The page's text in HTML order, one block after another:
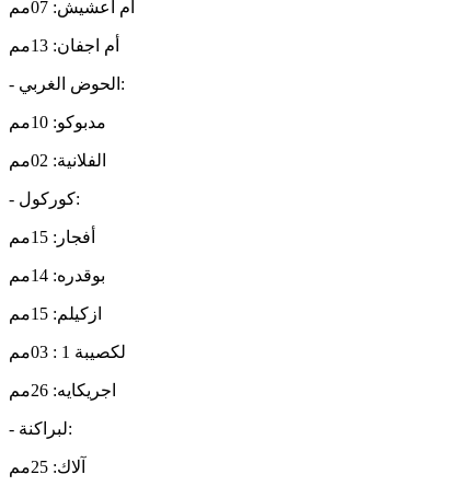
أم اعشيش: 07مم
أم اجفان: 13مم
- الحوض الغربي:
مدبوكو: 10مم
الفلانية: 02مم
- كوركول:
أفجار: 15مم
بوقدره: 14مم
ازكيلم: 15مم
لكصيبة 1 : 03مم
اجريكايه: 26مم
- لبراكنة:
آلاك: 25مم